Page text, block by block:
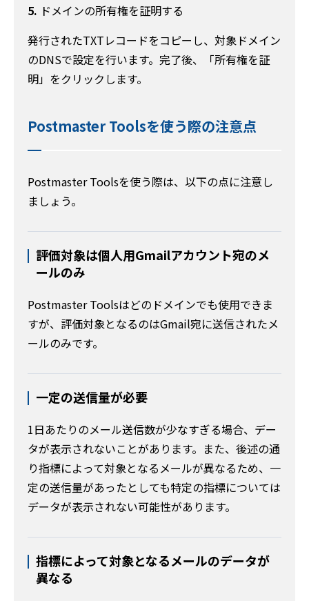
5. ドメインの所有権を証明する
発行されたTXTレコードをコピーし、対象ドメイン
のDNSで設定を行います。完了後、「所有権を証
明」をクリックします。
Postmaster Toolsを使う際の注意点
Postmaster Toolsを使う際は、以下の点に注意し
ましょう。
評価対象は個人用Gmailアカウント宛のメ
ールのみ
Postmaster Toolsはどのドメインでも使用できま
すが、評価対象となるのはGmail宛に送信されたメ
ールのみです。
一定の送信量が必要
1日あたりのメール送信数が少なすぎる場合、デー
タが表示されないことがあります。また、後述の通
り指標によって対象となるメールが異なるため、一
定の送信量があったとしても特定の指標については
データが表示されない可能性があります。
指標によって対象となるメールのデータが
異なる